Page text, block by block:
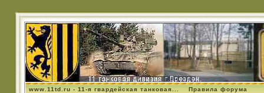
www.11td.ru - 11-я гвардейская танковая... Правила форума